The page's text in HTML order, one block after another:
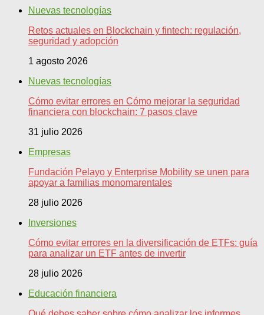
Nuevas tecnologías
Retos actuales en Blockchain y fintech: regulación,
seguridad y adopción
1 agosto 2026
Nuevas tecnologías
Cómo evitar errores en Cómo mejorar la seguridad
financiera con blockchain: 7 pasos clave
31 julio 2026
Empresas
Fundación Pelayo y Enterprise Mobility se unen para
apoyar a familias monomarentales
28 julio 2026
Inversiones
Cómo evitar errores en la diversificación de ETFs: guía
para analizar un ETF antes de invertir
28 julio 2026
Educación financiera